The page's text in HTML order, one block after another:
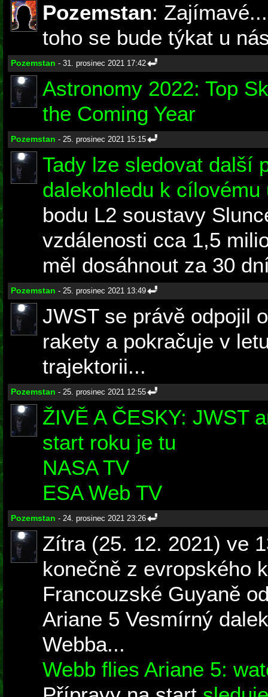
Pozemstan:
toho se bude týkat u
Pozemstan - 31. prosinec 2021 17:42
Astronomy 2022: Top
the Coming Year
Pozemstan - 25. prosinec 2021 15:15
Tady lze sledovat další
dalekohledu k
bodu L2 soustavy
vzdálenosti cca 1,5
měl dosáhnout za 30
Pozemstan - 25. prosinec 2021 13:49
JWST se právě odpojil
rakety a pokračuje v
trajektorii...
Pozemstan - 25. prosinec 2021 12:55
ŽIVĚ A ČESKY: JWST
start roku je tu
NASA TV
ESA Web TV
Pozemstan - 24. prosinec 2021 23:26
Zítra (25. 12. 2021) ve
konečně z evropského
Francouzské Guyaně
Ariane 5 Vesmírný
Webba...
Webb flies Ariane 5: